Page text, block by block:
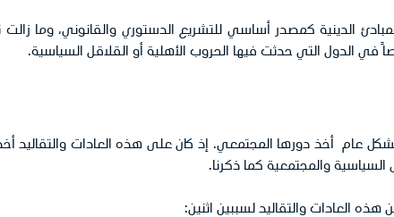
الدينية كمصدر أساسي للتشريع الدستوري والقانوني، وما
الدول التي حدثت فيها الحروب الأهلية أو القلاقل السياسية.
عام أخذ دورها المجتمعي. إذ كان على هذه العادات
والمجتمعية كما ذكرنا.
العادات والتقاليد لسببين اثنين: